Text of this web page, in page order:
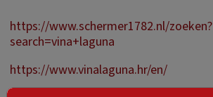
https://www.schermer1782.nl/zoeken?
search=vina+laguna
https://www.vinalaguna.hr/en/